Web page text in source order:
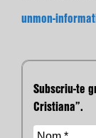
unmon-
Subscriu-te
Cristiana”.